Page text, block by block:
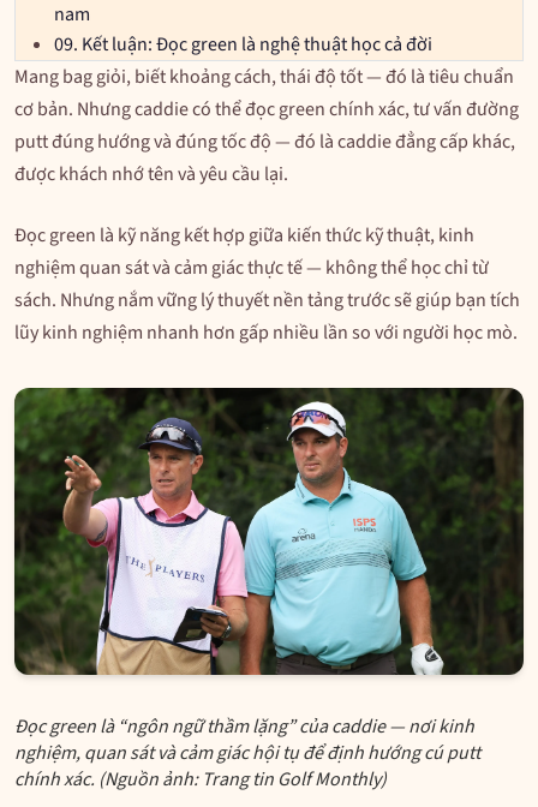
nam
09. Kết luận: Đọc green là nghệ thuật học cả đời
Mang bag giỏi, biết khoảng cách, thái độ tốt — đó là tiêu chuẩn
cơ bản. Nhưng caddie có thể đọc green chính xác, tư vấn đường
putt đúng hướng và đúng tốc độ — đó là caddie đẳng cấp khác,
được khách nhớ tên và yêu cầu lại.
Đọc green là kỹ năng kết hợp giữa kiến thức kỹ thuật, kinh
nghiệm quan sát và cảm giác thực tế — không thể học chỉ từ
sách. Nhưng nắm vững lý thuyết nền tảng trước sẽ giúp bạn tích
lũy kinh nghiệm nhanh hơn gấp nhiều lần so với người học mò.
Đọc green là “ngôn ngữ thầm lặng” của caddie — nơi kinh
nghiệm, quan sát và cảm giác hội tụ để định hướng cú putt
chính xác. (Nguồn ảnh: Trang tin Golf Monthly)